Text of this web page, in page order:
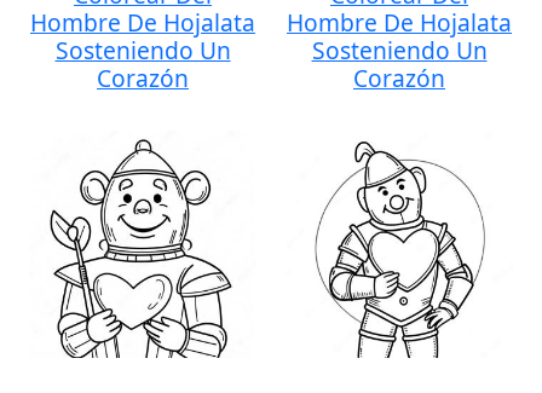
Hombre De Hojalata
Sosteniendo Un
Corazón
Hombre De Hojalata
Sosteniendo Un
Corazón